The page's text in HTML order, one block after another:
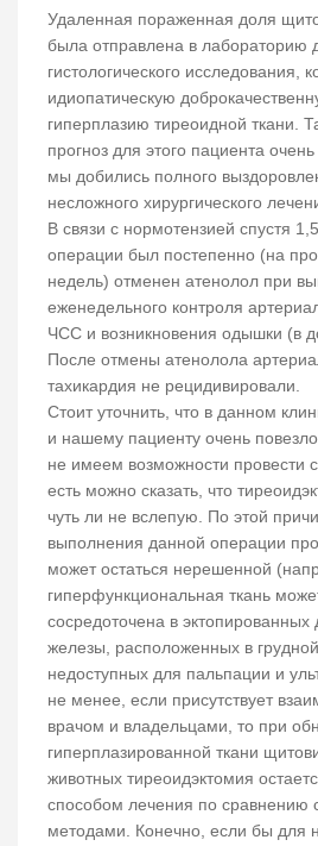
Удаленная пораженная доля
была отправлена в лабораторию
гистологического исследования,
идиопатическую
гиперплазию тиреоидной ткани.
прогноз для этого пациента
мы добились полного
несложного хирургического
В связи с нормотензией спустя
операции был постепенно (на
недель) отменен атенолол при
еженедельного контроля
ЧСС и возникновения одышки (в
После отмены атенолола
тахикардия не рецидивировали.
Стоит уточнить, что в данном
и нашему пациенту очень
не имеем возможности провести
есть можно сказать, что
чуть ли не вслепую. По этой
выполнения данной операции
может остаться нерешенной
гиперфункциональная ткань
сосредоточена в
железы, расположенных в
недоступных для пальпации и
не менее, если присутствует
врачом и владельцами, то при
гиперплазированной ткани
животных тиреоидэктомия
способом лечения по сравнению
методами. Конечно, если бы для